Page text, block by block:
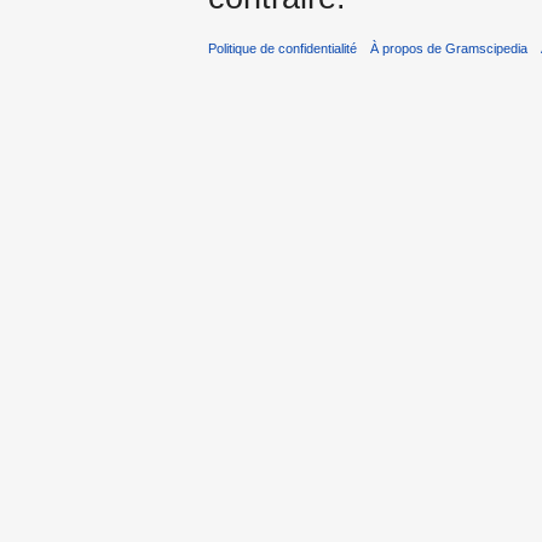
Politique de confidentialité À propos de Gramscipedia